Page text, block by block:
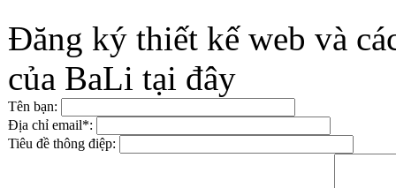
Đăng ký thiết kế web và
của BaLi tại đây
Tên bạn:
Địa chỉ email*:
Tiêu đề thông điệp: